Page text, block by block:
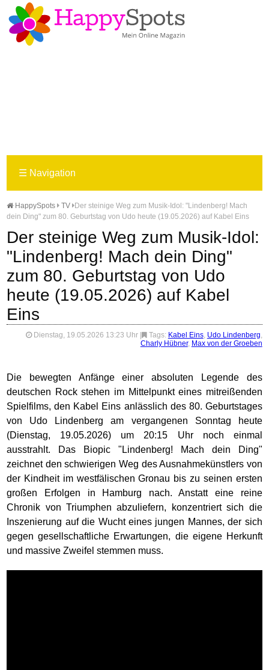
☰ Navigation
HappySpots TV
Der steinige Weg zum Musik-Idol: "Lindenberg! Mach
dein Ding" zum 80. Geburtstag von Udo heute (19.05.2026) auf Kabel Eins
Der steinige Weg zum Musik-Idol:
"Lindenberg! Mach dein Ding"
zum 80. Geburtstag von Udo
heute (19.05.2026) auf Kabel
Eins
Dienstag, 19.05.2026 13:23 Uhr Tags: Kabel Eins, Udo Lindenberg,
Charly Hübner, Max von der Groeben
Die bewegten Anfänge einer absoluten Legende des
deutschen Rock stehen im Mittelpunkt eines mitreißenden
Spielfilms, den Kabel Eins anlässlich des 80. Geburtstages
von Udo Lindenberg am vergangenen Sonntag heute
(Dienstag, 19.05.2026) um 20:15 Uhr noch einmal
ausstrahlt. Das Biopic "Lindenberg! Mach dein Ding"
zeichnet den schwierigen Weg des Ausnahmekünstlers von
der Kindheit im westfälischen Gronau bis zu seinen ersten
großen Erfolgen in Hamburg nach. Anstatt eine reine
Chronik von Triumphen abzuliefern, konzentriert sich die
Inszenierung auf die Wucht eines jungen Mannes, der sich
gegen gesellschaftliche Erwartungen, die eigene Herkunft
und massive Zweifel stemmen muss.